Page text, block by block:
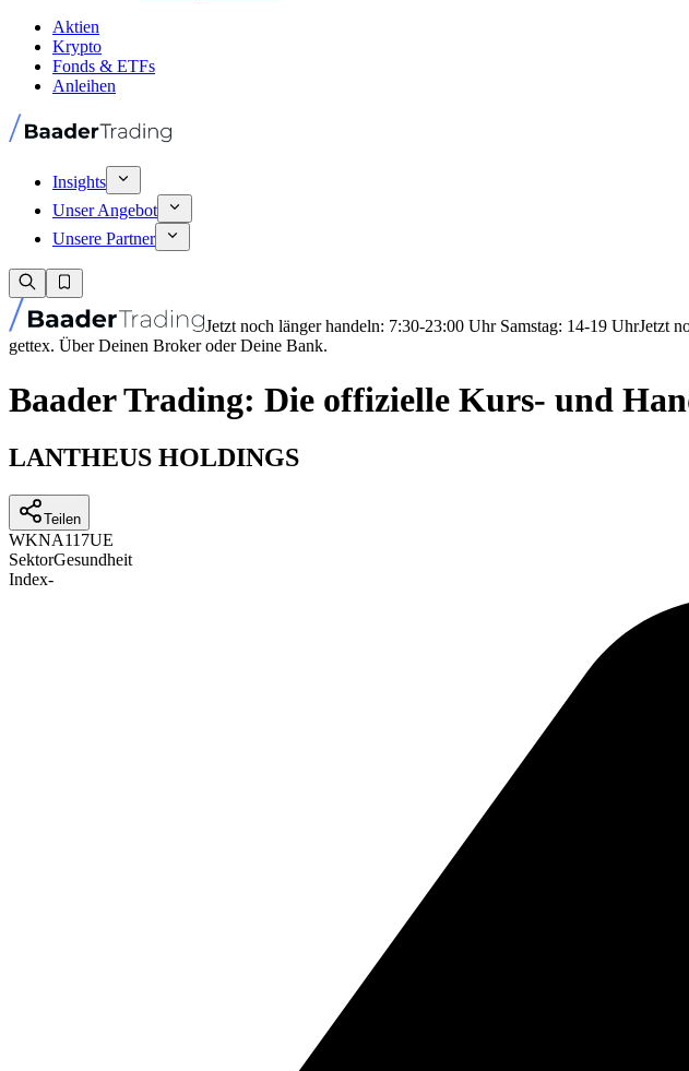
Aktien
Krypto
Fonds & ETFs
Anleihen
Insights
Unser Angebot
Unsere Partner
Jetzt noch länger handeln: 7:30-23:00 Uhr Samstag: 14-19 UhrJetzt
gettex. Über Deinen Broker oder Deine Bank.
Baader Trading: Die offizielle Kurs- und
LANTHEUS HOLDINGS
Teilen
WKNA117UE
SektorGesundheit
Index-